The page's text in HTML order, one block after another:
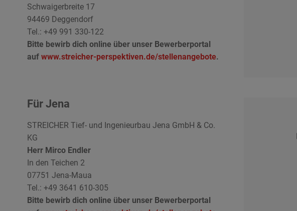
Schwaigerbreite 17
94469 Deggendorf
Tel.: +49 991 330-122
Bitte bewirb dich online über unser Bewerberportal
auf www.streicher-perspektiven.de/stellenangebote.
Für Jena
STREICHER Tief- und Ingenieurbau Jena GmbH & Co.
KG
Herr Mirco Endler
In den Teichen 2
07751 Jena-Maua
Tel.: +49 3641 610-305
Bitte bewirb dich online über unser Bewerberportal